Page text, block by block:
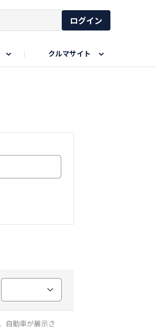
ログイン
クルマサイト
自動車が展示さ